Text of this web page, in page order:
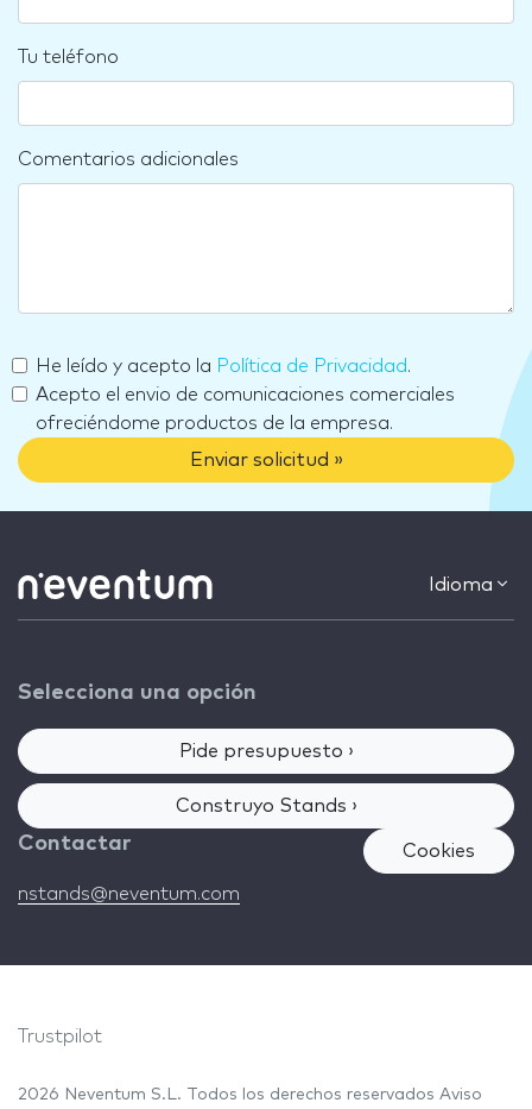
Tu teléfono
Comentarios adicionales
He leído y acepto la Política de Privacidad.
Acepto el envio de comunicaciones comerciales
ofreciéndome productos de la empresa.
Enviar solicitud »
Idioma
Selecciona una opción
Pide presupuesto ›
Construyo Stands ›
Contactar
nstands@neventum.com
Cookies
Trustpilot
2026 Neventum S.L. Todos los derechos reservados Aviso